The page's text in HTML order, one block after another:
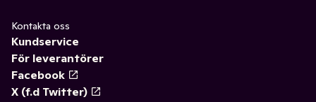
Kontakta oss
Kundservice
För leverantörer
Facebook
X (f.d Twitter)